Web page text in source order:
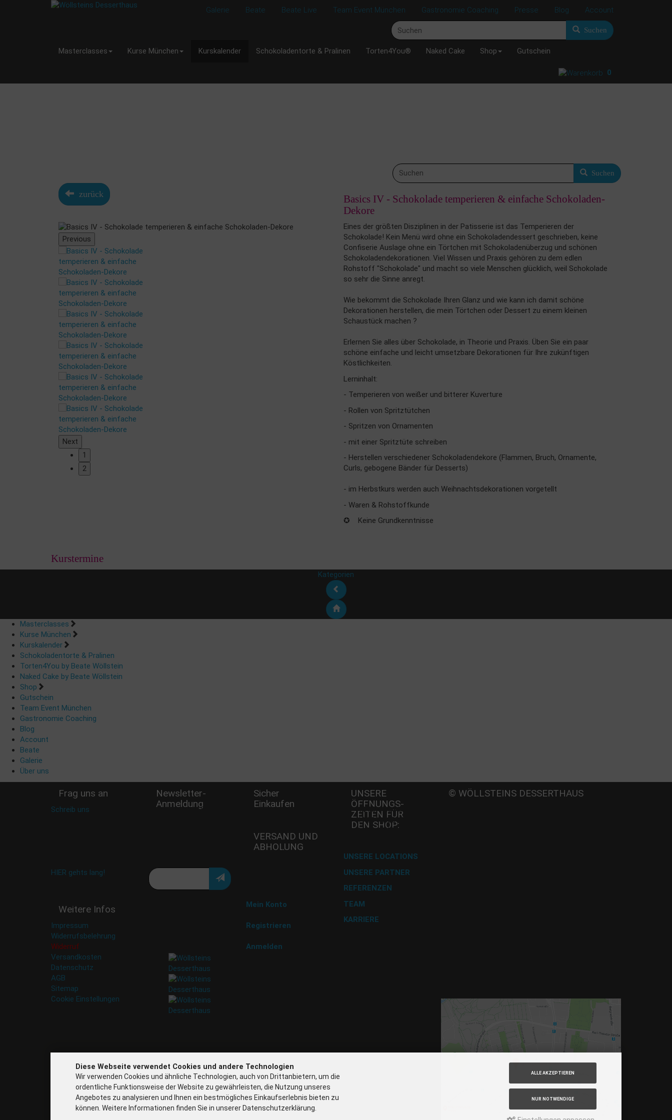
Galerie Beate Beate Live Team Event München Gastronomie Coaching Presse Blog Account
Suchen
Masterclasses Kurse München Kurskalender Schokoladentorte & Pralinen Torten4You® Naked Cake Shop Gutschein
0
Suchen
zurück
Basics IV - Schokolade temperieren & einfache Schokoladen-
Dekore
Previous
Next
1
2
Eines der größten Disziplinen in der Patisserie ist das Temperieren der
Schokolade! Kein Menü wird ohne ein Schokoladendessert geschrieben, keine
Confiserie Auslage ohne ein Törtchen mit Schokoladenüberzug und schönen
Schokoladendekorationen. Viel Wissen und Praxis gehören zu dem edlen
Rohstoff "Schokolade" und macht so viele Menschen glücklich, weil Schokolade
so sehr die Sinne anregt.
Wie bekommt die Schokolade Ihren Glanz und wie kann ich damit schöne
Dekorationen herstellen, die mein Törtchen oder Dessert zu einem kleinen
Schaustück machen ?
Erlernen Sie alles über Schokolade, in Theorie und Praxis. Üben Sie ein paar
schöne einfache und leicht umsetzbare Dekorationen für Ihre zukünftigen
Köstlichkeiten.
Lerninhalt:
- Temperieren von weißer und bitterer Kuverture
- Rollen von Spritztütchen
- Spritzen von Ornamenten
- mit einer Spritztüte schreiben
- Herstellen verschiedener Schokoladendekore (Flammen, Bruch, Ornamente,
Curls, gebogene Bänder für Desserts)
- im Herbstkurs werden auch Weihnachtsdekorationen vorgetellt
- Waren & Rohstoffkunde
✪ Keine Grundkenntnisse
Kurstermine
Kategorien
Masterclasses
Kurse München
Kurskalender
Schokoladentorte & Pralinen
Torten4You by Beate Wöllstein
Naked Cake by Beate Wöllstein
Shop
Gutschein
Team Event München
Gastronomie Coaching
Blog
Account
Beate
Galerie
Über uns
Frag uns an
Schreib uns
HIER gehts lang!
Weitere Infos
Impressum
Widerrufsbelehrung
Widerruf
Versandkosten
Datenschutz
AGB
Sitemap
Cookie Einstellungen
Newsletter-
Anmeldung
Verpasse keine Rabatt-
Sicher
Einkaufen
VERSAND UND
ABHOLUNG
Versand mit DHL
Mein Konto
Registrieren
Anmelden
UNSERE
ÖFFNUNGS­
ZEITEN FÜR
DEN SHOP:
Mi - 11:00-17:00 Uhr
Do -11:00-17:00 Uhr
Fr - 11:00-17:00 Uhr
UNSERE LOCATIONS
UNSERE PARTNER
REFERENZEN
TEAM
KARRIERE
© WÖLLSTEINS DESSERTHAUS
Diese Webseite verwendet Cookies und andere Technologien
Wir verwenden Cookies und ähnliche Technologien, auch von Drittanbietern, um die
ordentliche Funktionsweise der Website zu gewährleisten, die Nutzung unseres
Angebotes zu analysieren und Ihnen ein bestmögliches Einkaufserlebnis bieten zu
können. Weitere Informationen finden Sie in unserer Datenschutzerklärung.
ALLE AKZEPTIEREN
NUR NOTWENDIGE